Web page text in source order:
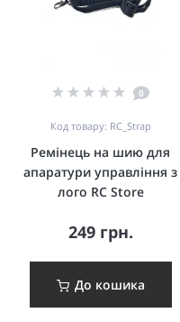
0
Код товару: RC_Strap
Ремінець на шию для
апаратури управління з
лого RC Store
249 грн.
До кошика